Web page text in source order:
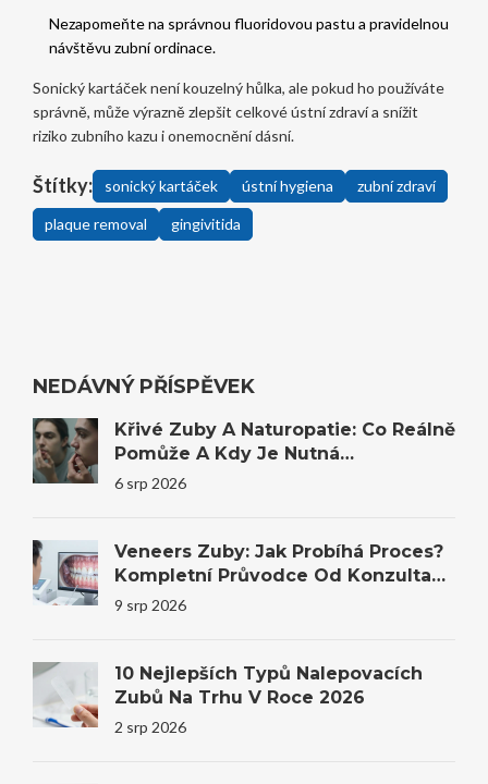
Nezapomeňte na správnou fluoridovou pastu a pravidelnou
návštěvu zubní ordinace.
Sonický kartáček není kouzelný hůlka, ale pokud ho používáte
správně, může výrazně zlepšit celkové ústní zdraví a snížit
riziko zubního kazu i onemocnění dásní.
Štítky: sonický kartáček ústní hygiena zubní zdraví
plaque removal gingivitida
NEDÁVNÝ PŘÍSPĚVEK
Křivé Zuby A Naturopatie: Co Reálně
Pomůže A Kdy Je Nutná
Stomatologie
6 srp 2026
Veneers Zuby: Jak Probíhá Proces?
Kompletní Průvodce Od Konzultace
Po Výsledek
9 srp 2026
10 Nejlepších Typů Nalepovacích
Zubů Na Trhu V Roce 2026
2 srp 2026